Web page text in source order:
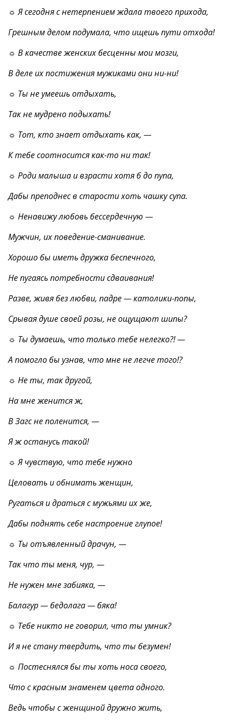
☼ Я сегодня с нетерпением ждала твоего прихода,
Грешным делом подумала, что ищешь пути отхода!
☼ В качестве женских бесценны мои мозги,
В деле их постижения мужиками они ни-ни!
☼ Ты не умеешь отдыхать,
Так не мудрено подыхать!
☼ Тот, кто знает отдыхать как, —
К тебе соотносится как-то ни так!
☼ Роди малыша и взрасти хотя б до пупа,
Дабы преподнес в старости хоть чашку супа.
☼ Ненавижу любовь бессердечную —
Мужчин, их поведение-сманивание.
Хорошо бы иметь дружка беспечного,
Не пугаясь потребности сдваивания!
Разве, живя без любви, падре — католики-попы,
Срывая душе своей розы, не ощущают шипы?
☼ Ты думаешь, что только тебе нелегко?! —
А помогло бы узнав, что мне не легче того!?
☼ Не ты, так другой,
На мне женится ж,
В Загс не поленится, —
Я ж останусь такой!
☼ Я чувствую, что тебе нужно
Целовать и обнимать женщин,
Ругаться и драться с мужьями их же,
Дабы поднять себе настроение глупое!
☼ Ты отъявленный драчун, —
Так что ты меня, чур, —
Не нужен мне забияка, —
Балагур — бедолага — бяка!
☼ Тебе никто не говорил, что ты умник?
И я не стану твердить, что ты безумен!
☼ Постеснялся бы ты хоть носа своего,
Что с красным знаменем цвета одного.
Ведь чтобы с женщиной дружно жить,